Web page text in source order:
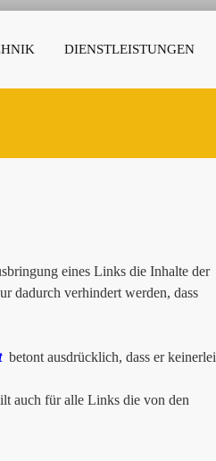
DIENSTLEISTUNGEN
eines Links die Inhalte der
dadurch verhindert werden, dass
betont ausdrücklich, dass er keinerlei
auch für alle Links die von den